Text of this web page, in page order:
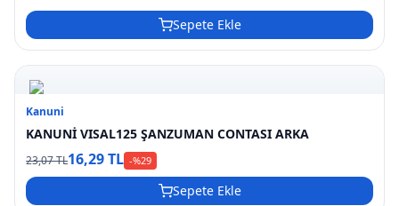
Sepete Ekle
Kanuni
KANUNİ VISAL125 ŞANZUMAN CONTASI ARKA
23,07 TL16,29 TL -%29
Sepete Ekle